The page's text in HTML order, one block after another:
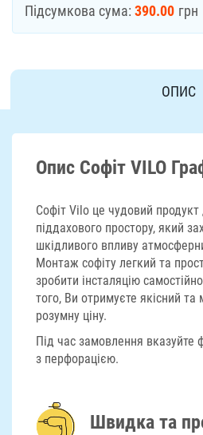
Підсумкова сума: 390.00 грн
ОПИС
Опис Софіт VILO
Софіт Vilo це чудовий
піддахового простору, який
шкідливого впливу
Монтаж софіту легкий та
зробити інсталяцію
того, Ви отримуєте якісний та
розумну ціну.
Під час замовлення вказуйте
з перфорацією.
Швидка та